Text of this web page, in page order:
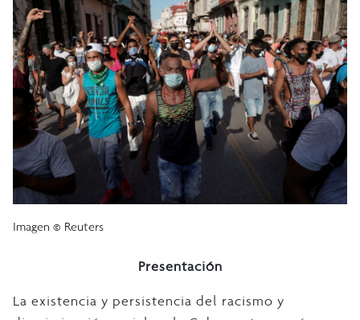
Imagen © Reuters
Presentación
La existencia y persistencia del racismo y